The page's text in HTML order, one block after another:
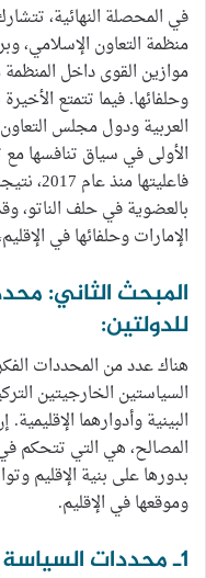
في المحصلة النهائية،
منظمة التعاون الإسلامي،
موازين القوى داخل
وحلفائها. فيما تتمتع
العربية ودول مجلس
الأولى في سياق تنافسها مع
بالعضوية في حلف الناتو،
الإمارات وحلفائها في
المبحث الثاني:
للدولتين:
هناك عدد من المحددات
السياستين الخارجيتين
البينية وأدوارهما
المصالح، هي التي تتحكم
بدورها على بنية الإقليم
وموقعها في الإقليم.
1ـ محددات السياسة الخارجية التركية